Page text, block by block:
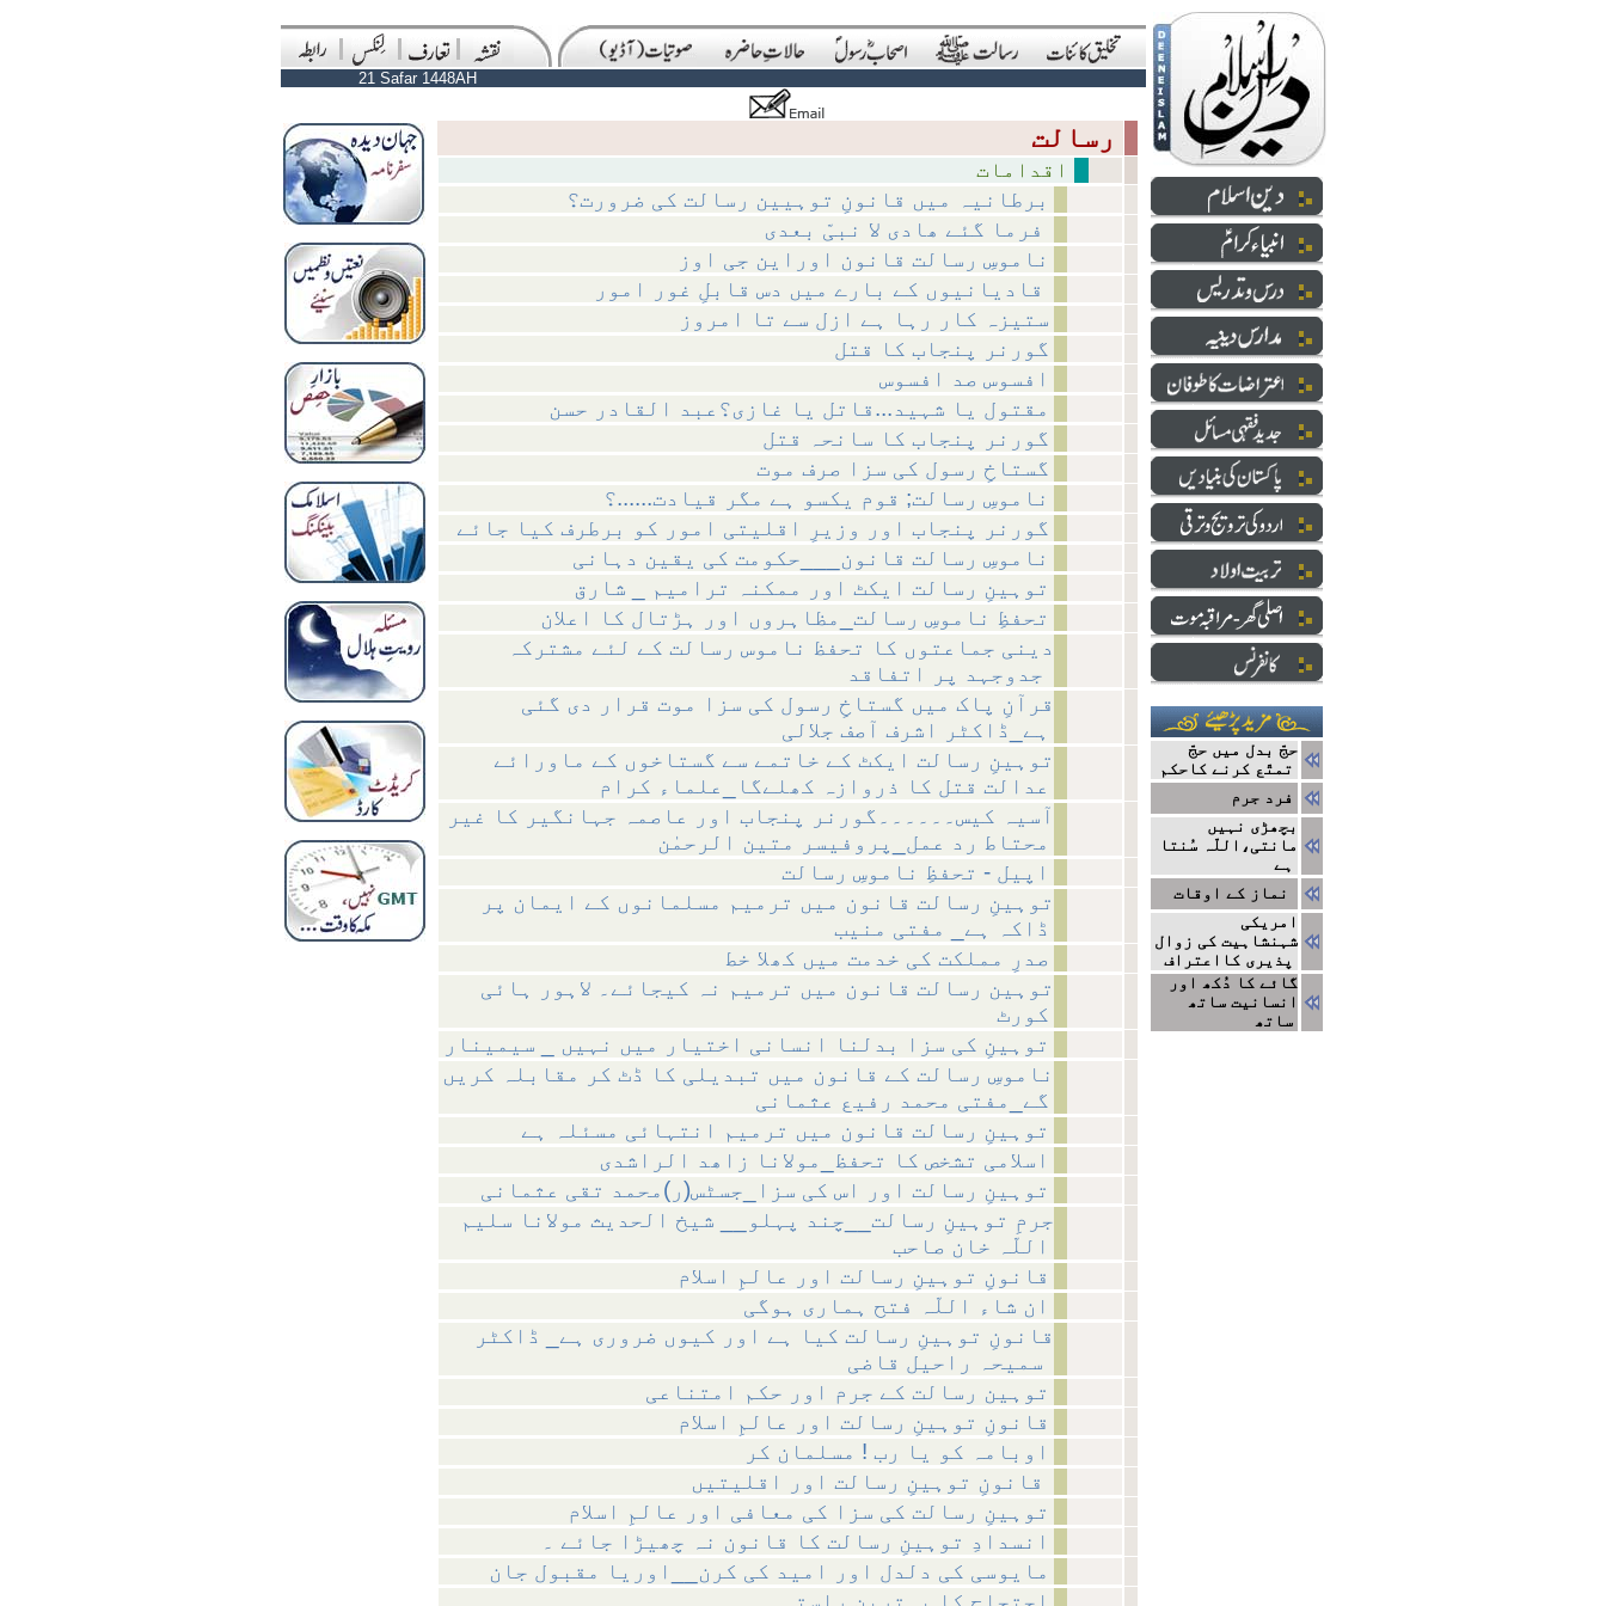
21 Safar 1448AH
برطانیہ میں قانونِ توہیین رسالت کی ضرورت؟
ناموسِ رسالت قانون اوراین جی اوز
ستیزہ کار رہا ہے ازل سے تا امروز
گورنر پنجاب کا قتل
افسوس صد افسوس
مقتول یا شہید...قاتل یا غازی؟عبد القادر حسن
گورنر پنجاب کا سانحہ قتل
گستاخِ رسول کی سزا صرف موت
ناموسِ رسالت; قوم یکسو ہے مگر قیادت......؟
گورنر پنجاب اور وزیرِ اقلیتی امور کو برطرف کیا جائے
ناموسِ رسالت قانون___حکومت کی یقین دہانی
توہینِ رسالت ایکٹ اور ممکنہ ترامیم _ شارق
تحفظِ ناموسِ رسالت_مظاہروں اور ہڑتال کا اعلان
دینی جماعتوں کا تحفظ ناموس رسالت کے لئے مشترکہ
قرآنِ پاک میں گستاخِ رسول کی سزا موت قرار دی گئی
ہے_ڈاکٹر اشرف آصف جلالی
توہینِ رسالت ایکٹ کے خاتمے سے گستاخوں کے ماورائے
عدالت قتل کا ذروازہ کھلےگا_علماء کرام
آسیہ کیس۔۔۔۔۔۔گورنر پنجاب اور عاصمہ جہانگیر کا غیر
محتاط رد عمل_پروفیسر متین الرحمٰن
اپیل - تحفظِ ناموسِ رسالت
توہینِ رسالت قانون میں ترمیم مسلمانوں کے ایمان پر
ڈاکہ ہے_ مفتی منیب
صدرِ مملکت کی خدمت میں کھلا خط
توہین رسالت قانون میں ترمیم نہ کیجائے۔ لاہور ہائی
کورٹ
توہینِ کی سزا بدلنا انسانی اختیار میں نہیں _ سیمینار
ناموسِ رسالت کے قانون میں تبدیلی کا ڈٹ کر مقابلہ کریں
گے_مفتی محمد رفیع عثمانی
توہینِ رسالت قانون میں ترمیم انتہائی مسئلہ ہے
اسلامی تشخص کا تحفظ_مولانا زاھد الراشدی
توہینِ رسالت اور اس کی سزا_جسٹس(ر)محمد تقی عثمانی
جرمِ توہینِ رسالت__چند پہلو__ شیخ الحدیث مولانا سلیم
اللّہ خان صاحب
قانونِ توہینِ رسالت اور عالمِ اسلام
ان شاء اللّہ فتح ہماری ہوگی
قانونِ توہینِ رسالت کیا ہے اور کیوں ضروری ہے_ ڈاکٹر
توہین رسالت کے جرم اور حکم امتناعی
قانونِ توہینِ رسالت اور عالمِ اسلام
اوبامہ کو یا رب ! مسلمان کر
توہینِ رسالت کی سزا کی معافی اور عالمِ اسلام
انسدادِ توہینِ رسالت کا قانون نہ چھیڑا جائے ۔
مایوسی کی دلدل اور امید کی کرن__اوریا مقبول جان
احتجاج کا بہترین راستہ
حجّ بدل میں حجّ
تمتّع کرنے کاحکم
فرد جرم
بچھڑی نہیں
مانتی،اللّہ سُنتا
ہے
امریکی
شہنشاہیت کی زوال
پذیری کااعتراف
گائے کا دُکھ اور
انسانیت ساتھ
ساتھ